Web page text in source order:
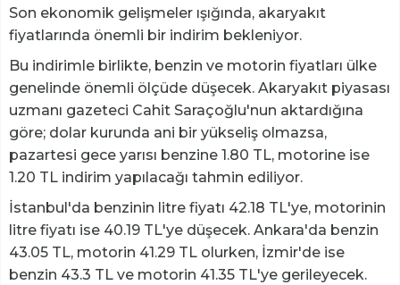
Son ekonomik gelişmeler ışığında, akaryakıt
fiyatlarında önemli bir indirim bekleniyor.
Bu indirimle birlikte, benzin ve motorin fiyatları ülke
genelinde önemli ölçüde düşecek. Akaryakıt piyasası
uzmanı gazeteci Cahit Saraçoğlu'nun aktardığına
göre; dolar kurunda ani bir yükseliş olmazsa,
pazartesi gece yarısı benzine 1.80 TL, motorine ise
1.20 TL indirim yapılacağı tahmin ediliyor.
İstanbul'da benzinin litre fiyatı 42.18 TL'ye, motorinin
litre fiyatı ise 40.19 TL'ye düşecek. Ankara'da benzin
43.05 TL, motorin 41.29 TL olurken, İzmir'de ise
benzin 43.3 TL ve motorin 41.35 TL'ye gerileyecek.